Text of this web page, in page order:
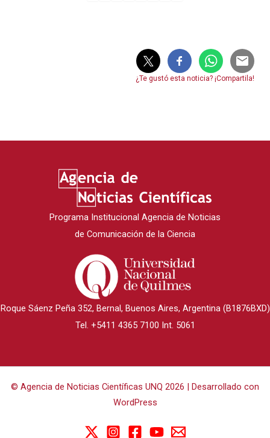
¿Te gustó esta noticia? ¡Compartila!
Programa Institucional Agencia de Noticias
de Comunicación de la Ciencia
Roque Sáenz Peña 352, Bernal, Buenos Aires, Argentina (B1876BXD)
Tel. +5411 4365 7100 Int. 5061
© Agencia de Noticias Científicas UNQ 2026 | Desarrollado con
WordPress